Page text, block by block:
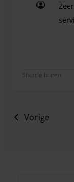
Shuttle buiten
Vorige